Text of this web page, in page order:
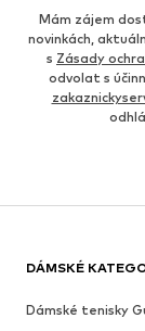
Mám zájem
novinkách,
s Zásady
odvolat s
DÁMSKÉ
Dámské tenisky